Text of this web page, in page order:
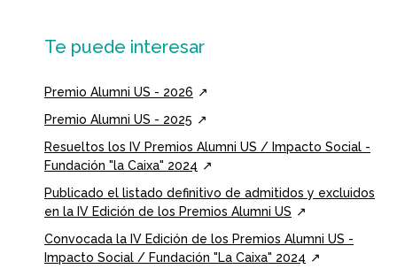
Te puede interesar
Premio Alumni US - 2026
Premio Alumni US - 2025
Resueltos los IV Premios Alumni US / Impacto Social -
Fundación "la Caixa" 2024
Publicado el listado definitivo de admitidos y excluidos
en la IV Edición de los Premios Alumni US
Convocada la IV Edición de los Premios Alumni US -
Impacto Social / Fundación "La Caixa" 2024